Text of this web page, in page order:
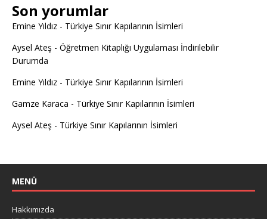
Son yorumlar
Emine Yıldız - Türkiye Sınır Kapılarının İsimleri
Aysel Ateş - Öğretmen Kitaplığı Uygulaması İndirilebilir
Durumda
Emine Yıldız - Türkiye Sınır Kapılarının İsimleri
Gamze Karaca - Türkiye Sınır Kapılarının İsimleri
Aysel Ateş - Türkiye Sınır Kapılarının İsimleri
MENÜ
Hakkımızda